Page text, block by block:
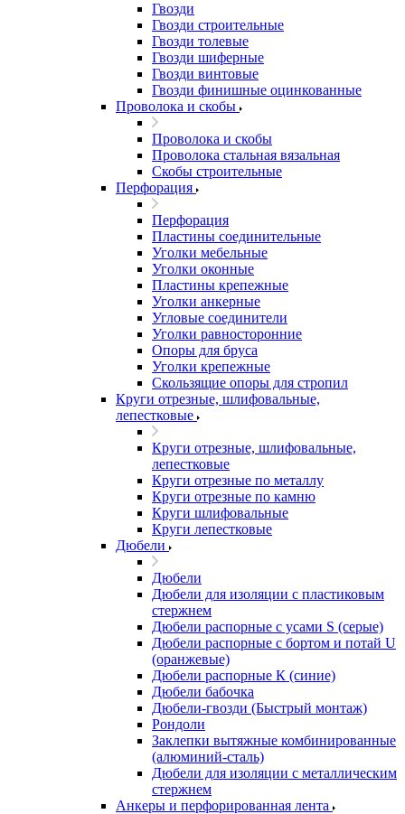
Гвозди
Гвозди строительные
Гвозди толевые
Гвозди шиферные
Гвозди винтовые
Гвозди финишные оцинкованные
Проволока и скобы
Проволока и скобы
Проволока стальная вязальная
Скобы строительные
Перфорация
Перфорация
Пластины соединительные
Уголки мебельные
Уголки оконные
Пластины крепежные
Уголки анкерные
Угловые соединители
Уголки равносторонние
Опоры для бруса
Уголки крепежные
Скользящие опоры для стропил
Круги отрезные, шлифовальные,
лепестковые
Круги отрезные, шлифовальные,
лепестковые
Круги отрезные по металлу
Круги отрезные по камню
Круги шлифовальные
Круги лепестковые
Дюбели
Дюбели
Дюбели для изоляции с пластиковым
стержнем
Дюбели распорные с усами S (серые)
Дюбели распорные c бортом и потай U
(оранжевые)
Дюбели распорные К (синие)
Дюбели бабочка
Дюбели-гвозди (Быстрый монтаж)
Рондоли
Заклепки вытяжные комбинированные
(алюминий-сталь)
Дюбели для изоляции с металлическим
стержнем
Анкеры и перфорированная лента